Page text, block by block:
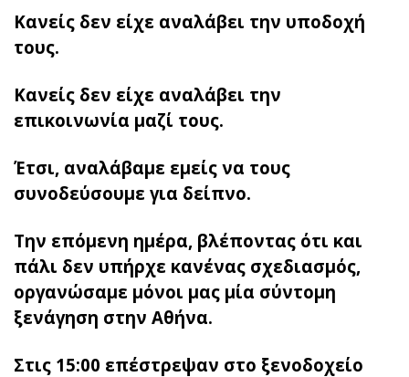
Κανείς δεν είχε αναλάβει την υποδοχή
τους.
Κανείς δεν είχε αναλάβει την
επικοινωνία μαζί τους.
Έτσι, αναλάβαμε εμείς να τους
συνοδεύσουμε για δείπνο.
Την επόμενη ημέρα, βλέποντας ότι και
πάλι δεν υπήρχε κανένας σχεδιασμός,
οργανώσαμε μόνοι μας μία σύντομη
ξενάγηση στην Αθήνα.
Στις 15:00 επέστρεψαν στο ξενοδοχείο